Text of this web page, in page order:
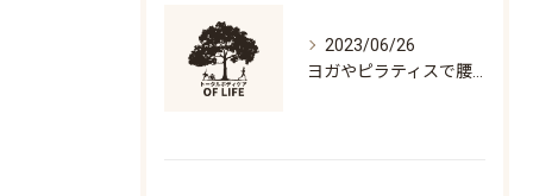
2023/06/26
ヨガやピラティスで腰痛になる人の特徴「万歳ができない」